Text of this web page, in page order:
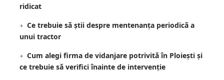
ridicat
Ce trebuie să știi despre mentenanța periodică a
unui tractor
Cum alegi firma de vidanjare potrivită în Ploiești și
ce trebuie să verifici înainte de intervenție